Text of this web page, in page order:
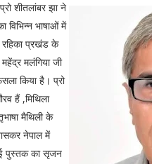
शीतलांबर झा ने
विभिन्न भाषाओं में
रहिका प्रखंड के
मलंगिया जी
किया है। प्रो
हैं ,मिथिला
मैथिली के
नेपाल में
पुस्तक का सृजन